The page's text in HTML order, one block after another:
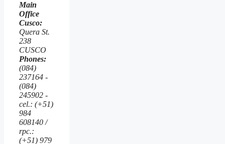
Main
Office
Cusco:
Quera St.
238
CUSCO
Phones:
(084)
237164 -
(084)
245902 -
cel.: (+51)
984
608140 /
rpc.:
(+51) 979